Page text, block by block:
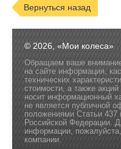
Вернуться назад
© 2026, «Мои колеса»
Обращаем ваше
на сайте информация,
технических
стоимости, а также
носит информационный
не является публичной
положениями Статьи 437
Российской Федерации.
информации,
компании.